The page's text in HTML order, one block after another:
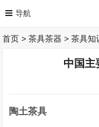
首页 >茶具茶器 >茶具知
中国主
陶土茶具